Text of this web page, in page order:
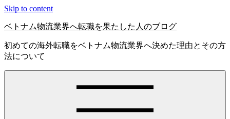
Skip to content
ベトナム物流業界へ転職を果たした人のブログ
初めての海外転職をベトナム物流業界へ決めた理由とその方
法について